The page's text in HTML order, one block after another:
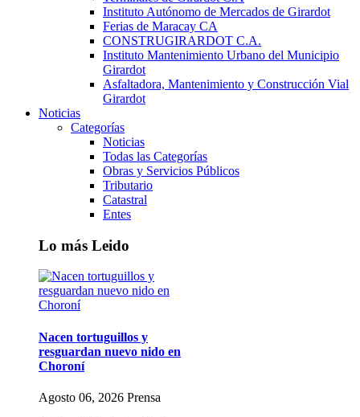
Instituto Autónomo de Mercados de Girardot
Ferias de Maracay CA
CONSTRUGIRARDOT C.A.
Instituto Mantenimiento Urbano del Municipio
Girardot
Asfaltadora, Mantenimiento y Construcción Vial
Girardot
Noticias
Categorías
Noticias
Todas las Categorías
Obras y Servicios Públicos
Tributario
Catastral
Entes
Lo más Leido
Nacen tortuguillos y
resguardan nuevo nido en
Choroní
Agosto 06, 2026 Prensa